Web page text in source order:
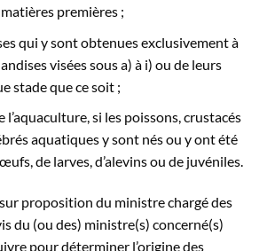
premières ;
qui y sont obtenues exclusivement à
visées sous a) à i) ou de leurs
stade que ce soit ;
l’aquaculture, si les poissons, crustacés
aquatiques y sont nés ou y ont été
de larves, d’alevins ou de juvéniles.
proposition du ministre chargé des
du (ou des) ministre(s) concerné(s)
pour déterminer l’origine des